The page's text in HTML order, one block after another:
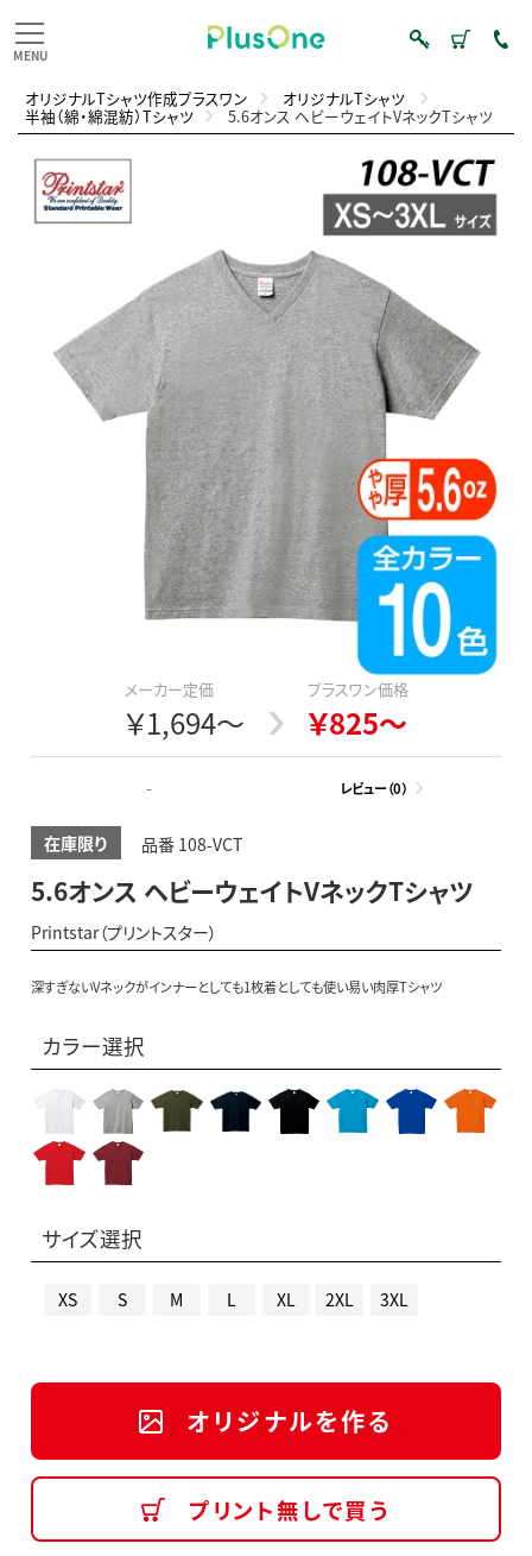
オリジナルTシャツ作成プラスワン オリジナルTシャツ
半袖（綿・綿混紡）Tシャツ 5.6オンス ヘビーウェイトVネックTシャツ
メーカー定価
￥1,694～
プラスワン価格
￥825～
- レビュー（0）
在庫限り 品番 108-VCT
5.6オンス ヘビーウェイトVネックTシャツ
Printstar（プリントスター）
深すぎないVネックがインナーとしても1枚着としても使い易い肉厚Tシャツ
カラー選択
サイズ選択
XS S M L XL 2XL 3XL
オリジナルを作る
プリント無しで買う